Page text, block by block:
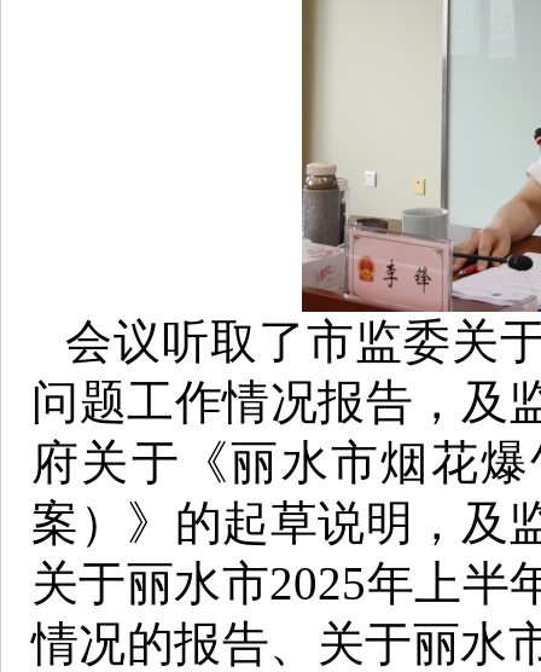
会议听取了市监委关
问题工作情况报告，及
府关于《丽水市烟花
案）》的起草说明，及
关于丽水市2025年上半
情况的报告、关于丽水